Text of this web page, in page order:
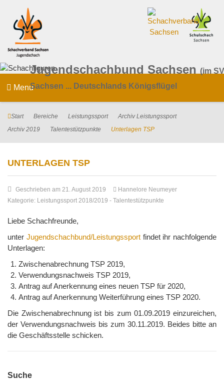
Jugendschachbund Sachsen (im
Sachsen ... Deutschlands Königsflügel
Menu
Start Bereiche Leistungssport
Archiv Leistungssport
Archiv 2019
Talentestützpunkte Unterlagen TSP
UNTERLAGEN TSP
Geschrieben am 21. August 2019
Hannelore Neumeyer
Kategorie: Leistungssport 2018/2019 - Talentestützpunkte
Liebe Schachfreunde,
unter Jugendschachbund/Leistungssportfindet ihr nachfolgende
Unterlagen:
Zwischenabrechnung TSP 2019,
Verwendungsnachweis TSP 2019,
Antrag auf Anerkennung eines neuen TSP für 2020,
Antrag auf Anerkennung Weiterführung eines TSP 2020.
Die Zwischenabrechnung ist bis zum 01.09.2019 einzureichen,
der Verwendungsnachweis bis zum 30.11.2019. Beides bitte an
die Geschäftsstelle schicken.
Suche